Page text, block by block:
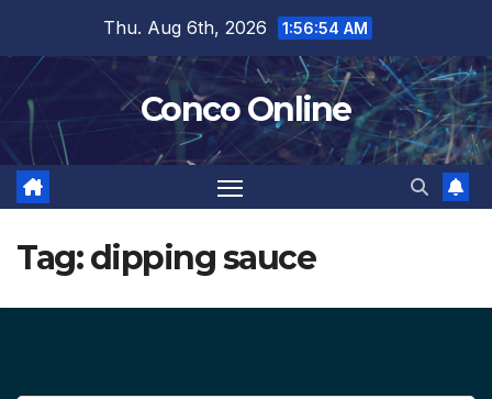
content
Thu. Aug 6th, 2026 1:56:54 AM
Conco Online
Tag:dipping sauce